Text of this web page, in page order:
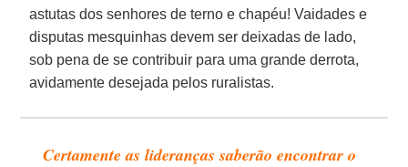
astutas dos senhores de terno e chapéu! Vaidades e
disputas mesquinhas devem ser deixadas de lado,
sob pena de se contribuir para uma grande derrota,
avidamente desejada pelos ruralistas.
Certamente as lideranças saberão encontrar o